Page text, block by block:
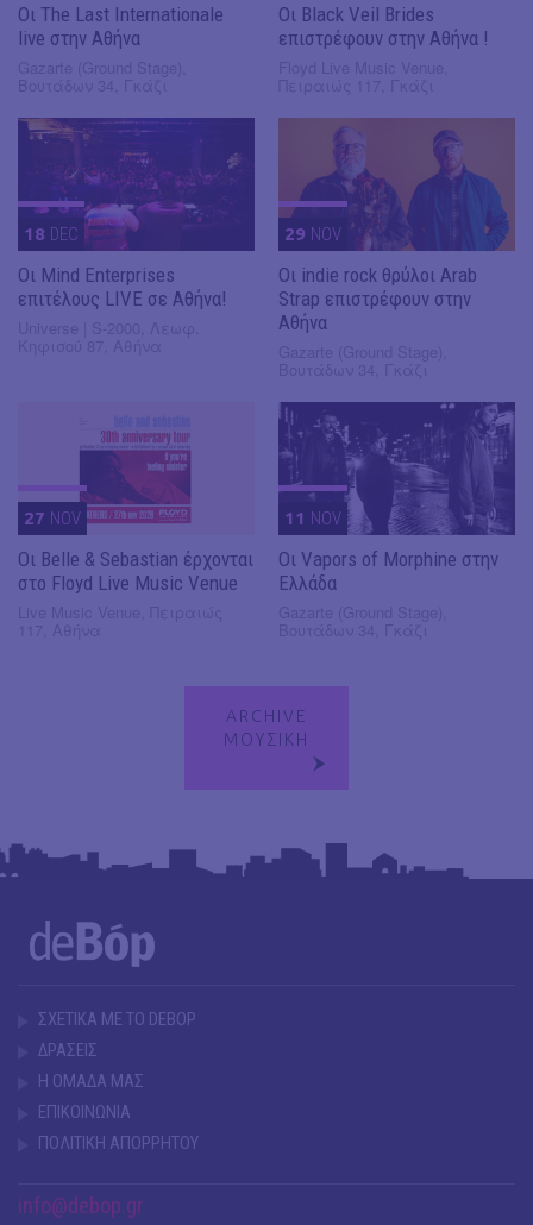
Οι The Last Internationale
live στην Αθήνα
Οι Black Veil Brides
επιστρέφουν στην Αθήνα !
18 DEC
Οι Mind Enterprises
επιτέλους LIVE σε Αθήνα!
29 NOV
Οι indie rock θρύλοι Arab
Strap επιστρέφουν στην
Αθήνα
27 NOV
Οι Belle & Sebastian έρχονται
στο Floyd Live Music Venue
11 NOV
Οι Vapors of Morphine στην
Ελλάδα
ARCHIVE
ΜΟΥΣΙΚΗ
ΣΧΕΤΙΚΑ ΜΕ ΤΟ DEBOP
ΔΡΑΣΕΙΣ
Η ΟΜΑΔΑ ΜΑΣ
ΕΠΙΚΟΙΝΩΝΙΑ
ΠΟΛΙΤΙΚΗ ΑΠΟΡΡΗΤΟΥ
info@debop.gr